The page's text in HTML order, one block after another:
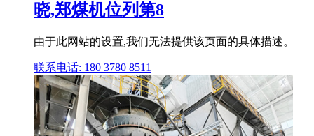
晓,郑煤机位列第8
由于此网站的设置,我们无法提供该页面的具体描述。
联系电话: 180 3780 8511